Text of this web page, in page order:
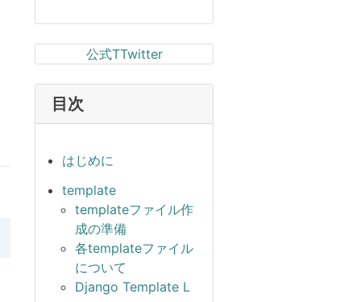
公式TTwitter
目次
はじめに
template
templateファイル作
成の準備
各templateファイル
について
Django Template L